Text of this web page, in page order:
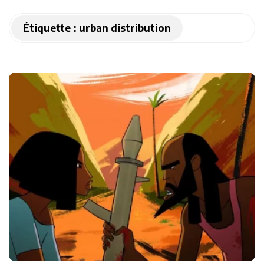
Étiquette : urban distribution